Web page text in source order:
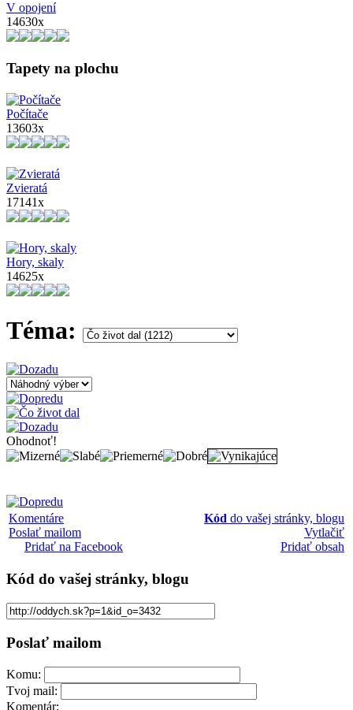
V opojení
14630x
Tapety na plochu
Počítače
13603x
Zvieratá
17141x
Hory, skaly
14625x
Téma:
Ohodnoť!
Komentáre
Poslať mailom
Pridať na Facebook
Kód do vašej stránky, blogu
Vytlačiť
Pridať obsah
Kód do vašej stránky, blogu
Poslať mailom
Komu:
Tvoj mail:
Komentár: